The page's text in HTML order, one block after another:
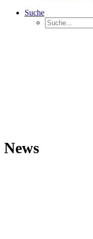
Suche
News